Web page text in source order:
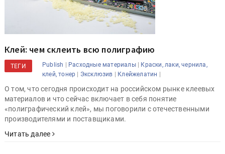
Клей: чем склеить всю полиграфию
ТЕГИ Publish | Расходные материалы| Краски, лаки, чернила,
клей, тонер | Эксклюзив | Клейжелатин |
О том, что сегодня происходит на российском рынке клеевых
материалов и что сейчас включает в себя понятие
«полиграфический клей», мы поговорили с отечественными
производителями и поставщиками.
Читать далее